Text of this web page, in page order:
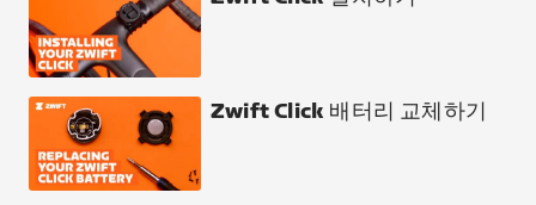
Zwift Click 배터리 교체하기